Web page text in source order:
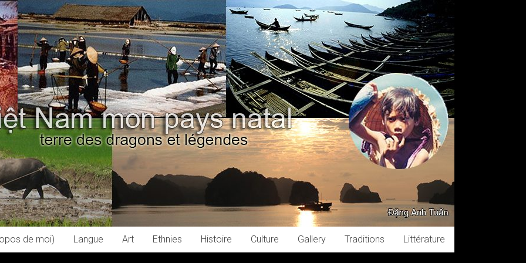
de moi) Langue Art Ethnies Histoire Culture Gallery Traditions Littérature